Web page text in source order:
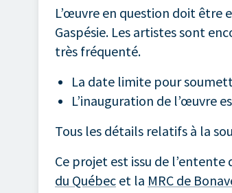
L’œuvre en question doit être
Gaspésie. Les artistes sont
très fréquenté.
La date limite pour
L’inauguration de l’œuvre
Tous les détails relatifs à la
Ce projet est issu de
du Québec et la MRC de